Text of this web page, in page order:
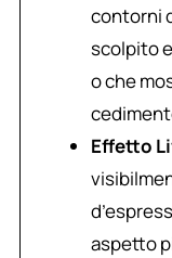
contorni
scolpito
o che
Effetto
aspetto